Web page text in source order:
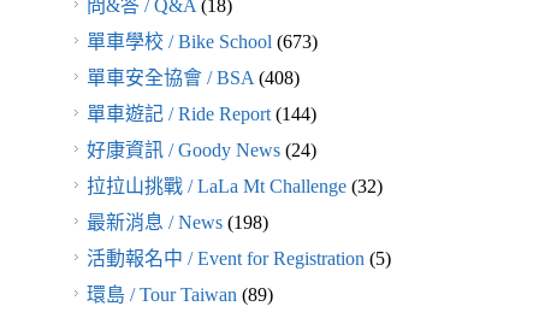
問&答 / Q&A (18)
單車學校 / Bike School (673)
單車安全協會 / BSA (408)
單車遊記 / Ride Report(144)
好康資訊 / Goody News(24)
拉拉山挑戰 / LaLa Mt Challenge(32)
最新消息 / News(198)
活動報名中 / Event for Registration (5)
環島 / Tour Taiwan (89)